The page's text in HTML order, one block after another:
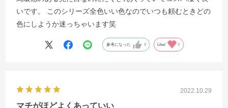
いです。 このシリーズ全色いい色なのでいつも頼むときどの
色にしようか迷っちゃいます笑
参考になった 0 Like! 0
2022.10.29
マチがほどよくあっていい